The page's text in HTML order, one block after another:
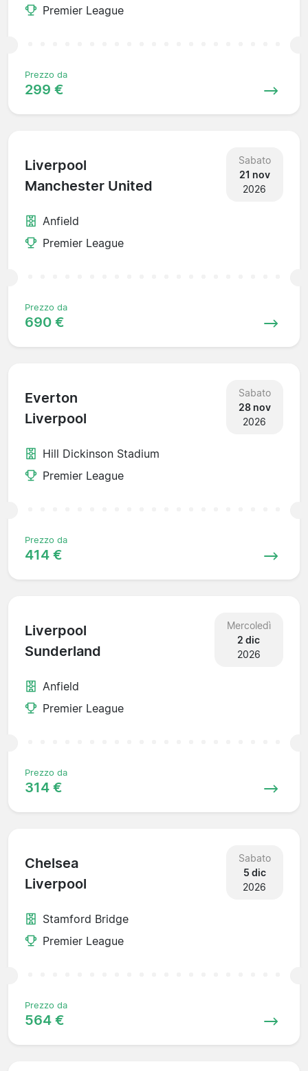
Premier League
Prezzo da
299 €
Liverpool
Manchester United
Sabato
21 nov
2026
Anfield
Premier League
Prezzo da
690 €
Everton
Liverpool
Sabato
28 nov
2026
Hill Dickinson Stadium
Premier League
Prezzo da
414 €
Liverpool
Sunderland
Mercoledì
2 dic
2026
Anfield
Premier League
Prezzo da
314 €
Chelsea
Liverpool
Sabato
5 dic
2026
Stamford Bridge
Premier League
Prezzo da
564 €